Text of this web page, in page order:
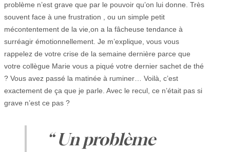
problème n’est grave que par le pouvoir qu’on lui donne. Très
souvent face à une frustration , ou un simple petit
mécontentement de la vie,on a la fâcheuse tendance à
surréagir émotionnellement. Je m’explique, vous vous
rappelez de votre crise de la semaine dernière parce que
votre collègue Marie vous a piqué votre dernier sachet de thé
? Vous avez passé la matinée à ruminer… Voilà, c’est
exactement de ça que je parle. Avec le recul, ce n’était pas si
grave n’est ce pas ?
“ Un problème